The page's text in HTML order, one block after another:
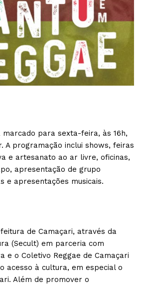
para sexta-feira, às 16h,
A programação inclui shows, feiras
e artesanato ao ar livre, oficinas,
apresentação de grupo
e apresentações musicais.
de Camaçari, através da
(Secult) em parceria com
e o Coletivo Reggae de Camaçari
acesso à cultura, em especial o
Além de promover o